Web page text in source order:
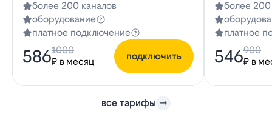
более 200 каналов
оборудование
платное подключение
586₽ в месяц
1000
подключить
более 200
платное
546₽ в
900
все тарифы